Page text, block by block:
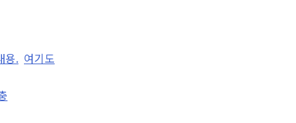
용. 여기도